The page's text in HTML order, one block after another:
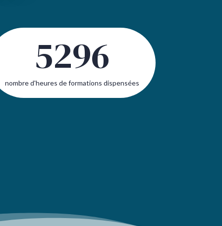
5296
nombre d'heures de formations dispensées